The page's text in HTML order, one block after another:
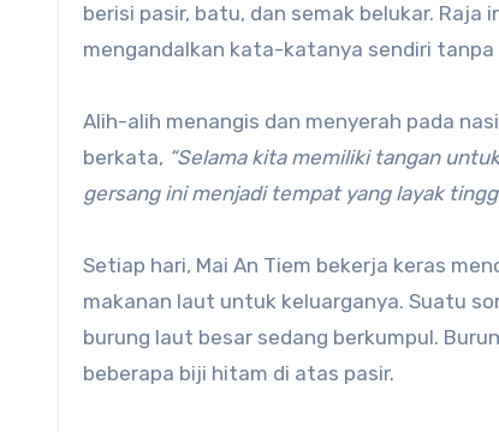
berisi pasir, batu, dan semak belukar.
mengandalkan kata-katanya sendiri
Alih-alih menangis dan menyerah pada
berkata, “Selama kita memiliki tangan
gersang ini menjadi tempat yang layak
Setiap hari, Mai An Tiem bekerja keras
makanan laut untuk keluarganya. Suatu
burung laut besar sedang berkumpul.
beberapa biji hitam di atas pasir.